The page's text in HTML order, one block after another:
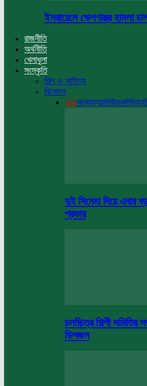
ইসরায়েলে ক্ষেপণাস্ত্র হামলা
রাজনীতি
অর্থনীতি
খেলাধুলা
সংস্কৃতি
শিল্প ও সাহিত্য
বিনোদন
Allঅন্যান্যঢালিউডবলিউড
দুই সিনেমা দিয়ে এবার
প্রভার
চলচ্চিত্র শিল্পী সমিতির
ডিপজল